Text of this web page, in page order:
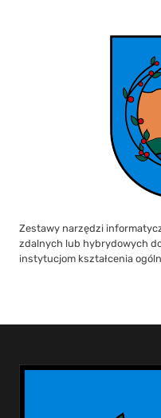
Zestawy narzędzi
zdalnych lub hybrydowych
instytucjom kształcenia